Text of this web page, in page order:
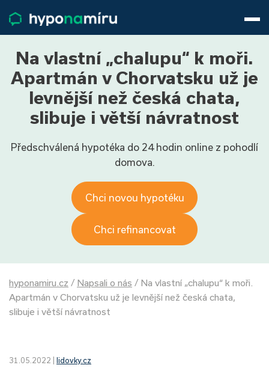
Životní pojištění
Pojištění nemovitosti
Články
O nás
800 688 388
9−16 hod.
Přihlásit
Na vlastní „chalupu“ k moři.
Apartmán v Chorvatsku už je
levnější než česká chata,
slibuje i větší návratnost
Předschválená hypotéka do 24 hodin online z pohodlí
domova.
Chci novou hypotéku
Chci refinancovat
hyponamiru.cz / Napsali o nás / Na vlastní „chalupu“ k moři.
Apartmán v Chorvatsku už je levnější než česká chata,
slibuje i větší návratnost
31.05.2022 | lidovky.cz